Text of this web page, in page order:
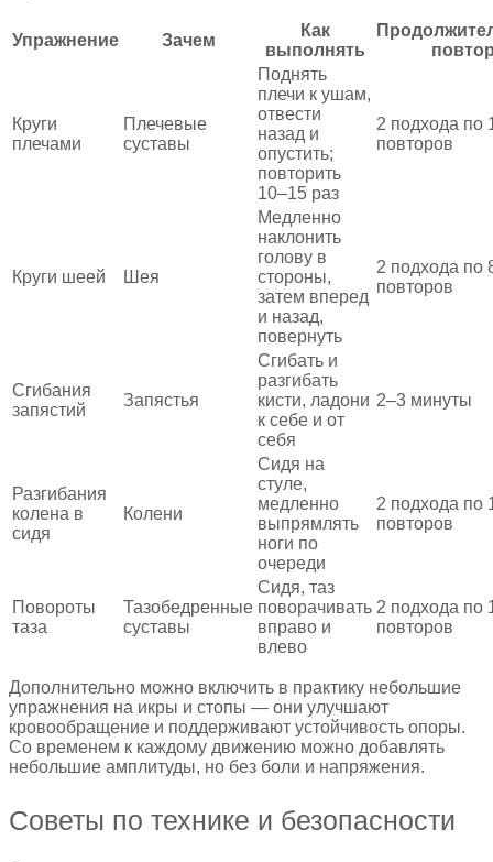
Упражнение Зачем
Как
выполнять
Круги
плечами
Плечевые
суставы
Поднять
плечи к ушам,
отвести
назад и
опустить;
повторить
10–15 раз
2 подхода по
повторов
Круги шеей Шея
Медленно
наклонить
голову в
стороны,
затем вперед
и назад,
повернуть
2 подхода по
повторов
Сгибания
запястий
Запястья
Сгибать и
разгибать
кисти, ладони
к себе и от
себя
2–3 минуты
Разгибания
колена в
сидя
Колени
Сидя на
стуле,
медленно
выпрямлять
ноги по
очереди
2 подхода по
повторов
Повороты
таза
Тазобедренные
суставы
Сидя, таз
поворачивать
вправо и
влево
2 подхода по
повторов
Дополнительно можно включить в практику небольшие
упражнения на икры и стопы — они улучшают
кровообращение и поддерживают устойчивость опоры.
Со временем к каждому движению можно добавлять
небольшие амплитуды, но без боли и напряжения.
Советы по технике и безопасности